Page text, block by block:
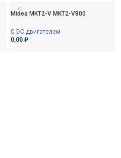
Midea MKT2-V MKT2-V800
С DC двигателем
0,00 ₽